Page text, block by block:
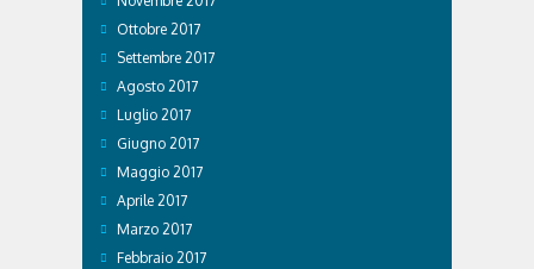
Ottobre 2017
Settembre 2017
Agosto 2017
Luglio 2017
Giugno 2017
Maggio 2017
Aprile 2017
Marzo 2017
Febbraio 2017